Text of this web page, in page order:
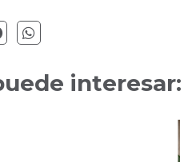
interesar: